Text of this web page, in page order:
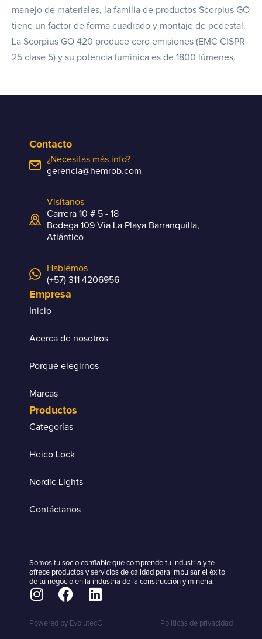
manejo de materiales, la familia de productos Scorpius GO
tiene un factor de forma cuadrado y montaje de pedestal.
La Scorpius GO 420 produce cero emisiones (EMC CISPR
25 clase 5) y su potencia lumínica es de 1800 lúmenes.
Somos tu socio confiable que comprende tu industria y te
ofrece productos y servicios de calidad para impulsar el éxito
de tu negocio en la industria de la construcción y minería.
Contacto
¿Necesitas más info?
gerencia@hemrob.com
Visítanos
Carrera 10 # 5 - 18
Bodega 109 Via La Playa Barranquilla,
Atlántico
Hablémos
(+57) 311 4206956
Empresa
Inicio
Acerca de nosotros
Porqué elegirnos
Marcas
Productos
Categorías
Heico Lock
Nordic Lights
Contáctanos
Powered by EvolutecC Políticas de privacidad